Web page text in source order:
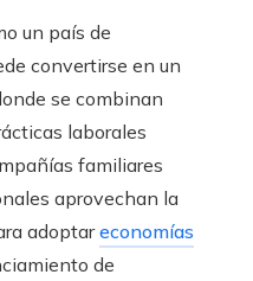
un país de
convertirse en un
se combinan
laborales
familiares
aprovechan la
adoptareconomías
de